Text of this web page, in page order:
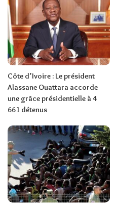
Côte d’Ivoire : Le président
Alassane Ouattara accorde
une grâce présidentielle à 4
661 détenus